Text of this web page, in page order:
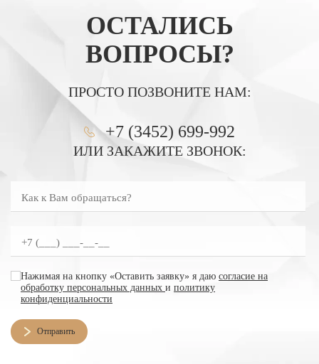
ОСТАЛИСЬ
ВОПРОСЫ?
ПРОСТО ПОЗВОНИТЕ НАМ:
+7 (3452) 699-992
ИЛИ ЗАКАЖИТЕ ЗВОНОК:
согласие на обработку персональных данных
Нажимая на кнопку «Оставить заявку» я даю согласие на
обработку персональных данных и политику
конфиденциальности
Отправить